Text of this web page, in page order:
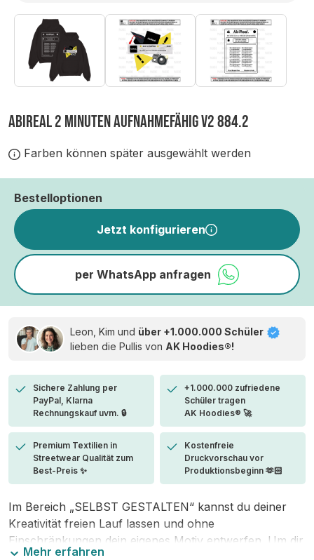
ABIREAL 2 MINUTEN AUFNAHMEFÄHIG V2 884.2
Farben können später ausgewählt werden
Bestelloptionen
Jetzt konfigurieren
per WhatsApp anfragen
Leon, Kim und über +1.000.000 Schüler
lieben die Pullis von AK Hoodies®!
Sichere Zahlung per
PayPal, Klarna
Rechnungskauf uvm. 🔒
+1.000.000 zufriedene
Schüler tragen
AK Hoodies® 🚀
Premium Textilien in
Streetwear Qualität zum
Best-Preis ✨
Kostenfreie
Druckvorschau vor
Produktionsbeginn 🫶🏻
Im Bereich „SELBST GESTALTEN“ kannst du deiner
Kreativität freien Lauf lassen und ohne
Einschränkungen dein eigenes Motiv entwerfen. Um dir
Mehr erfahren